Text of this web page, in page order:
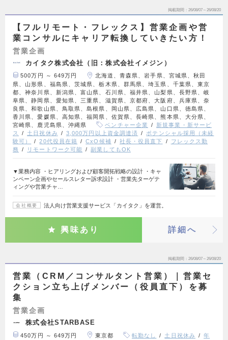
掲載期間 26/08/07～26/08/20
【フルリモート・フレックス】営業企画や営
業コンサルにキャリア転換していきたい方！
営業企画
カイタク株式会社（旧：株式会社イメジン）
500万円 ～ 649万円
北海道、青森県、岩手県、宮城県、秋田
県、山形県、福島県、茨城県、栃木県、群馬県、埼玉県、千葉県、東京
都、神奈川県、新潟県、富山県、石川県、福井県、山梨県、長野県、岐
阜県、静岡県、愛知県、三重県、滋賀県、京都府、大阪府、兵庫県、奈
良県、和歌山県、鳥取県、島根県、岡山県、広島県、山口県、徳島県、
香川県、愛媛県、高知県、福岡県、佐賀県、長崎県、熊本県、大分県、
宮崎県、鹿児島県、沖縄県
ベンチャー企業
新規事業・新サービ
ス
土日祝休み 3,000万円以上資金調達済
ポテンシャル採用（未経
験可）
20代役員在籍 CxO候補 社長・役員直下
フレックス勤
務
リモートワーク可能 副業してもOK
▼業務内容 ・ヒアリングおよび顧客開拓戦略の設計 ・キャ
ンペーン企画やセールスレター訴求設計 ・営業先ターゲテ
ィングや営業チャ…
会社概要 法人向け営業支援サービス「カイタク」を運営。
興味あり 詳細へ
掲載期間 26/08/07～26/08/20
営業（CRM／コンサルタント営業）｜営業セ
クション立ち上げメンバー（役員直下）を募
集
営業企画
株式会社STARBASE
450万円 ～ 649万円 東京都 転勤なし 土日祝休み
年